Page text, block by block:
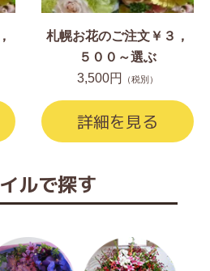
札幌お花のご注文￥３，
５００～選ぶ
3,500円
（税別）
詳細を見る
ルで探す